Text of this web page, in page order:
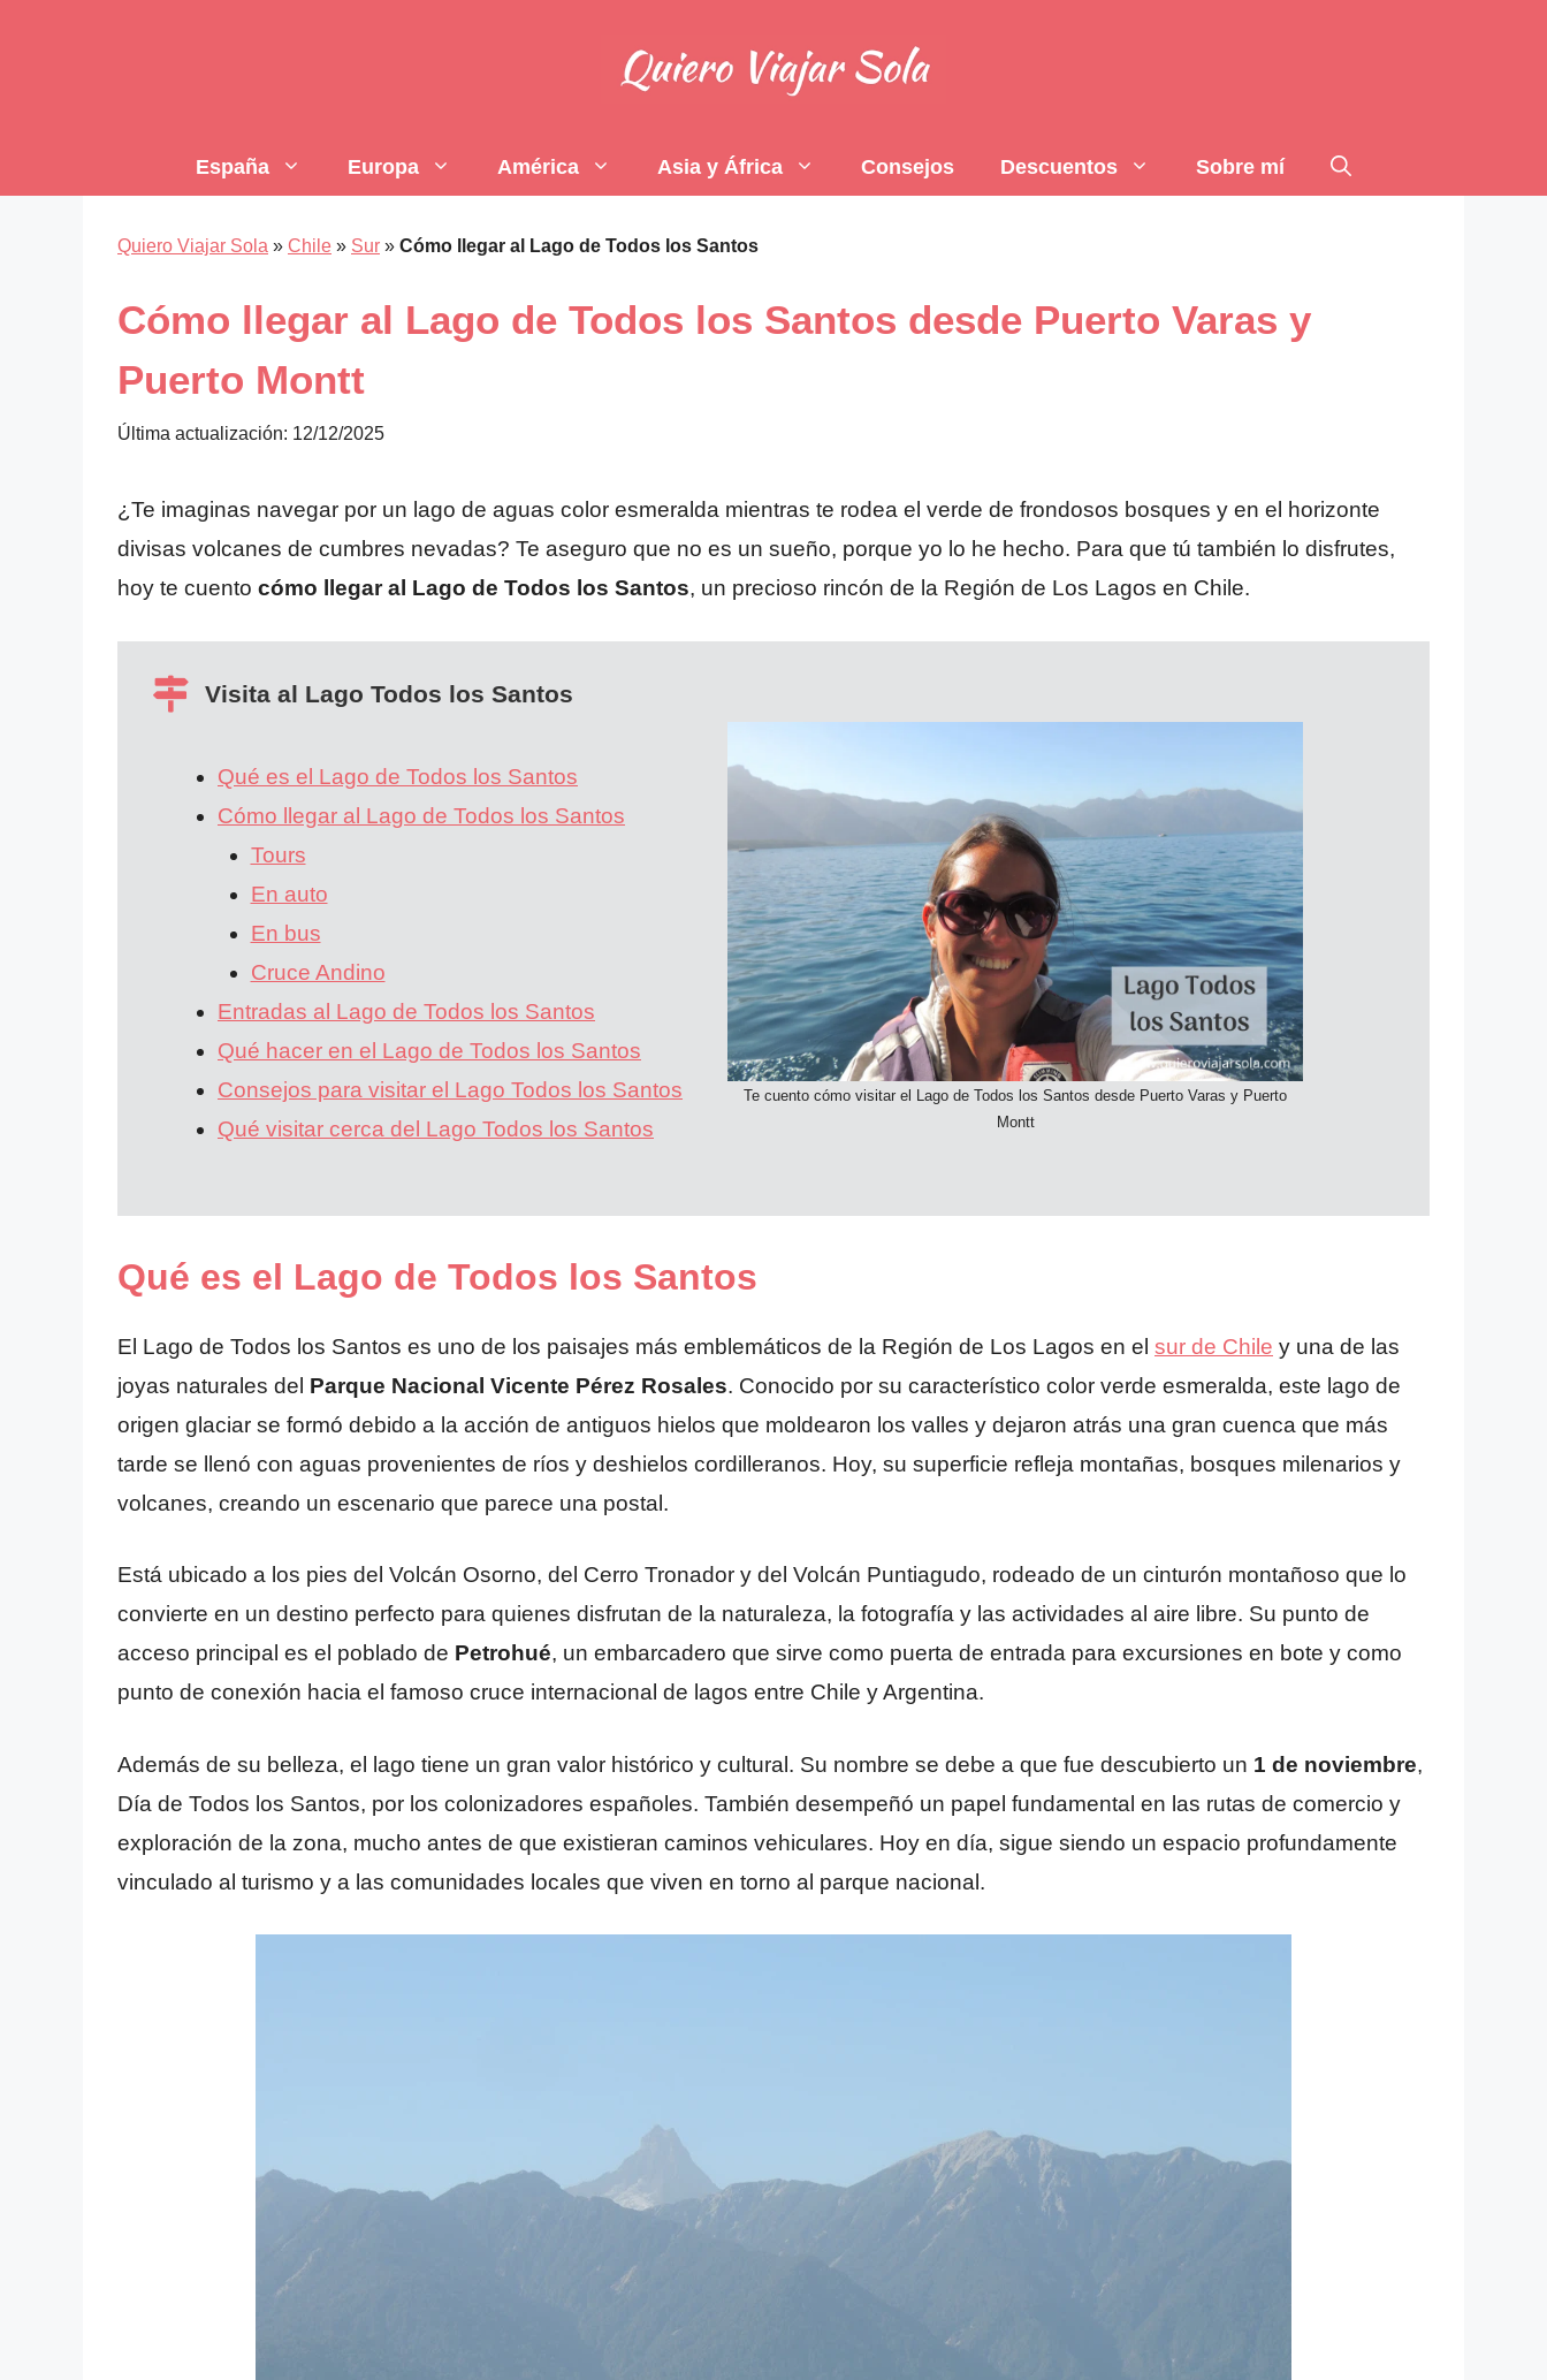
España Europa América Asia y África Consejos Descuentos Sobre mí
Quiero Viajar Sola » Chile » Sur » Cómo llegar al Lago de Todos los Santos
Cómo llegar al Lago de Todos los Santos desde Puerto Varas y
Puerto Montt
Última actualización: 12/12/2025
¿Te imaginas navegar por un lago de aguas color esmeralda mientras te rodea el verde de frondosos bosques y en el horizonte
divisas volcanes de cumbres nevadas? Te aseguro que no es un sueño, porque yo lo he hecho. Para que tú también lo disfrutes,
hoy te cuento cómo llegar al Lago de Todos los Santos, un precioso rincón de la Región de Los Lagos en Chile.
Visita al Lago Todos los Santos
Qué es el Lago de Todos los Santos
Cómo llegar al Lago de Todos los Santos
Tours
En auto
En bus
Cruce Andino
Entradas al Lago de Todos los Santos
Qué hacer en el Lago de Todos los Santos
Consejos para visitar el Lago Todos los Santos
Qué visitar cerca del Lago Todos los Santos
Te cuento cómo visitar el Lago de Todos los Santos desde Puerto Varas y Puerto
Montt
Qué es el Lago de Todos los Santos
El Lago de Todos los Santos es uno de los paisajes más emblemáticos de la Región de Los Lagos en el sur de Chile y una de las
joyas naturales del Parque Nacional Vicente Pérez Rosales. Conocido por su característico color verde esmeralda, este lago de
origen glaciar se formó debido a la acción de antiguos hielos que moldearon los valles y dejaron atrás una gran cuenca que más
tarde se llenó con aguas provenientes de ríos y deshielos cordilleranos. Hoy, su superficie refleja montañas, bosques milenarios y
volcanes, creando un escenario que parece una postal.
Está ubicado a los pies del Volcán Osorno, del Cerro Tronador y del Volcán Puntiagudo, rodeado de un cinturón montañoso que lo
convierte en un destino perfecto para quienes disfrutan de la naturaleza, la fotografía y las actividades al aire libre. Su punto de
acceso principal es el poblado de Petrohué, un embarcadero que sirve como puerta de entrada para excursiones en bote y como
punto de conexión hacia el famoso cruce internacional de lagos entre Chile y Argentina.
Además de su belleza, el lago tiene un gran valor histórico y cultural. Su nombre se debe a que fue descubierto un 1 de noviembre,
Día de Todos los Santos, por los colonizadores españoles. También desempeñó un papel fundamental en las rutas de comercio y
exploración de la zona, mucho antes de que existieran caminos vehiculares. Hoy en día, sigue siendo un espacio profundamente
vinculado al turismo y a las comunidades locales que viven en torno al parque nacional.